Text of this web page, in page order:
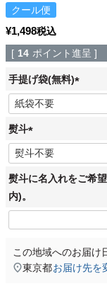
クール便
¥1,498税込
[ 14 ポイント進呈 ]
手提げ袋(無料)
(
必
)
熨斗
(
必
須
熨斗に名入れをご希
内)。
この地域へのお届け
東京都お届け先を